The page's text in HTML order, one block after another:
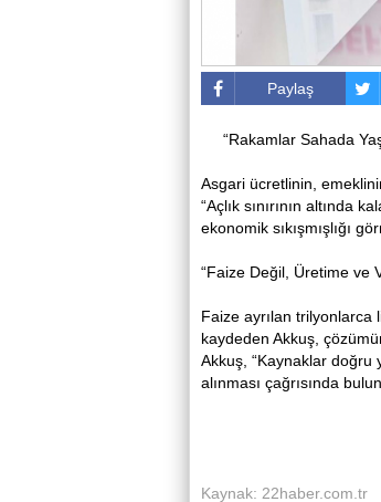
Paylaş
“Rakamlar Sahada
Asgari ücretlinin,
“Açlık sınırının altında
ekonomik sıkışmışlığı
“Faize Değil, Üretime ve
Faize ayrılan trilyonlarca
kaydeden Akkuş,
Akkuş, “Kaynaklar doğru
alınması çağrısında
Kaynak: 22haber.com.tr